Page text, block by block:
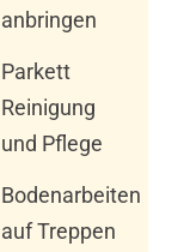
anbringen
Parkett
Reinigung
und Pflege
Bodenarbeiten
auf Treppen